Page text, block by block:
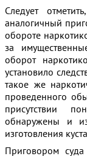
Следует
аналогичный
обороте
за
оборот
установило
такое же
проведенного
присутствии
обнаружены и
изготовления
Приговором